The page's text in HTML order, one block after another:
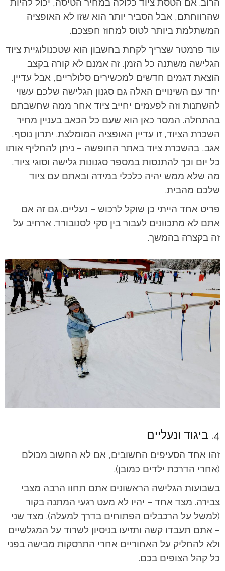
שהרווחתם, אבל הסביר יותר הוא שזו לא האופציה
המשתלמת ביותר לטוס למחוז חפצכם.
עוד פרמטר שצריך לקחת בחשבון הוא שטכנולוגיית ציוד
הגלישה משתנה כל הזמן. זה אמנם לא קורה בקצב
הוצאת דגמים חדשים למכשירים סלולריים, אבל עדיין.
יחד עם השינויים האלה גם סגנון הגלישה שלכם עשוי
להשתנות וזה לפעמים יחייב ציוד אחר ממה שחשבתם
בהתחלה. המסר כאן הוא שעם כל הכאב בעניין מחיר
השכרת הציוד, זו עדיין האופציה המומלצת. יתרון נוסף,
אגב, בהשכרת ציוד באתר החופשה – ניתן להחליף אותו
כל יום וכך להתנסות במספר סגנונות גלישה וסוגי ציוד,
מה שלא ממש יהיה כלכלי במידה ובאתם עם ציוד
שלכם מהבית.
פריט אחד הייתי כן שוקל לרכוש – נעליים. גם זה אם
אתם לא מתכוונים לעבור בין סקי לסנובורד. ארחיב על
זה בקצרה בהמשך.
4. ביגוד ונעליים
זהו אחד הסעיפים החשובים, אם לא החשוב מכולם
(אחרי הדרכת ילדים כמובן).
בשבועות הגלישה הראשונים אתם תחוו הרבה מצבי
צבירה. מצד אחד – יהיו לא מעט רגעי המתנה בקור
(למשל על הרכבלים הפתוחים בדרך למעלה). מצד שני
– אתם תעבדו קשה ותזיעו בניסיון לשרוד על המגלשיים
ולא להחליק על האחוריים אחרי התרסקות מבישה בפני
כל קהל הצופים בכם.